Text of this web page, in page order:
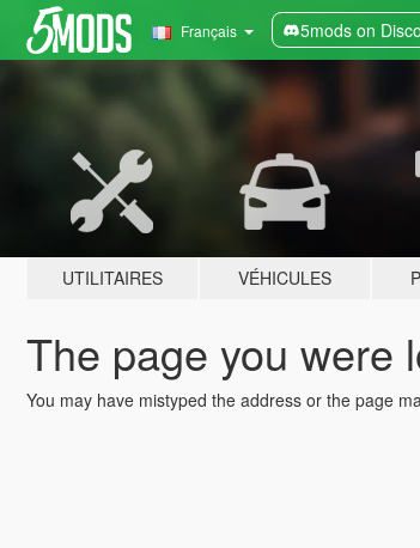
Français 5mods on
UTILITAIRES VÉHICULES
The page you were
You may have mistyped the address or the page